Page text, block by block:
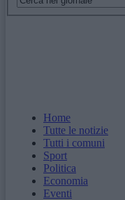
Home
Tutte le notizie
Tutti i comuni
Sport
Politica
Economia
Eventi